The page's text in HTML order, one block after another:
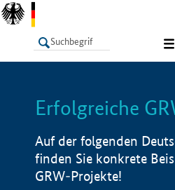
LISTE
Erfolgreiche
Auf der folgenden
finden Sie konkrete
GRW-Projekte!